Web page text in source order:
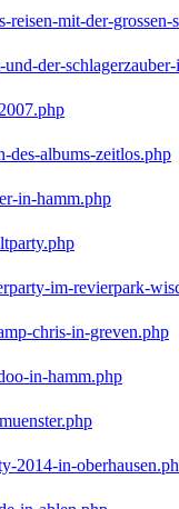
reisen-mit-der-
und-der-
des-albums-zeitlos.php
in-hamm.php
im-revierpark-
chris-in-greven.php
in-hamm.php
2014-in-